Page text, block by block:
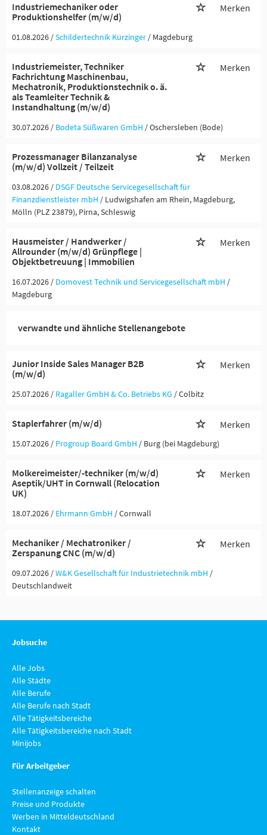
Industriemechaniker oder
Produktionshelfer (m/w/d)
Merken
01.08.2026 /Schildertechnik Kürzinger / Magdeburg
Industriemeister, Techniker
Fachrichtung Maschinenbau,
Mechatronik, Produktionstechnik o. ä.
als Teamleiter Technik &
Instandhaltung (m/w/d)
Merken
30.07.2026 / Bodeta Süßwaren GmbH / Oschersleben (Bode)
Prozessmanager Bilanzanalyse
(m/w/d) Vollzeit / Teilzeit
Merken
03.08.2026 / DSGF Deutsche Servicegesellschaft für
Finanzdienstleister mbH / Ludwigshafen am Rhein, Magdeburg,
Mölln (PLZ 23879), Pirna, Schleswig
Hausmeister / Handwerker /
Allrounder (m/w/d) Grünpflege |
Objektbetreuung | Immobilien
Merken
16.07.2026 / Domovest Technik und Servicegesellschaft mbH /
Magdeburg
verwandte und ähnliche Stellenangebote
Junior Inside Sales Manager B2B
(m/w/d)
Merken
25.07.2026 / Ragaller GmbH & Co. Betriebs KG / Colbitz
Staplerfahrer (m/w/d) Merken
15.07.2026 / Progroup Board GmbH / Burg (bei Magdeburg)
Molkereimeister/-techniker (m/w/d)
Aseptik/UHT in Cornwall (Relocation
UK)
Merken
18.07.2026 / Ehrmann GmbH / Cornwall
Mechaniker / Mechatroniker /
Zerspanung CNC (m/w/d)
Merken
09.07.2026 /W&K Gesellschaft für Industrietechnik mbH /
Deutschlandweit
Jobsuche
Alle Jobs
Alle Städte
Alle Berufe
Alle Berufe nach Stadt
Alle Tätigkeitsbereiche
Alle Tätigkeitsbereiche nach Stadt
Minijobs
Für Arbeitgeber
Stellenanzeige schalten
Preise und Produkte
Werben in Mitteldeutschland
Kontakt